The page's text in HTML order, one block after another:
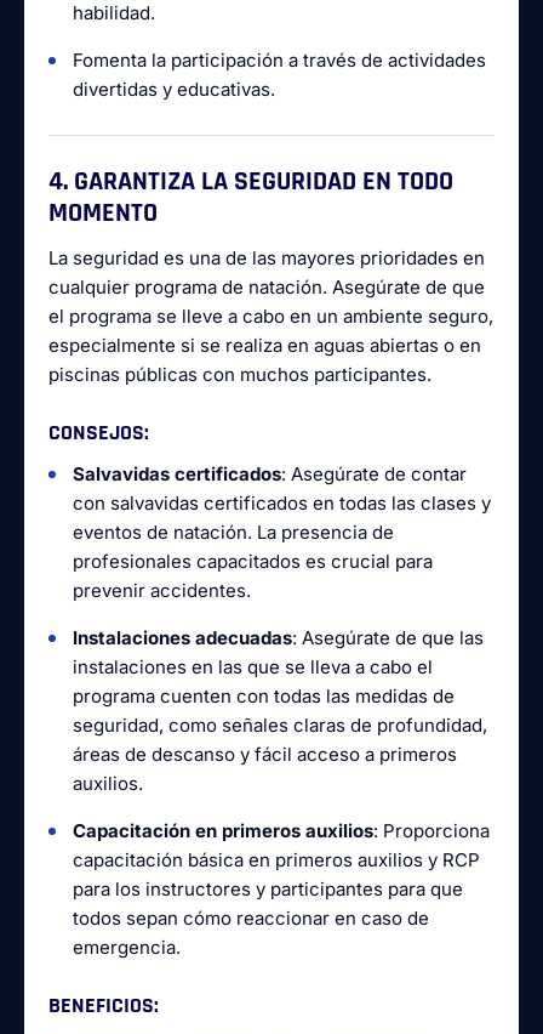
habilidad.
Fomenta la participación a través de actividades
divertidas y educativas.
4. GARANTIZA LA SEGURIDAD EN TODO
MOMENTO
La seguridad es una de las mayores prioridades en
cualquier programa de natación. Asegúrate de que
el programa se lleve a cabo en un ambiente seguro,
especialmente si se realiza en aguas abiertas o en
piscinas públicas con muchos participantes.
CONSEJOS:
Salvavidas certificados: Asegúrate de contar
con salvavidas certificados en todas las clases y
eventos de natación. La presencia de
profesionales capacitados es crucial para
prevenir accidentes.
Instalaciones adecuadas: Asegúrate de que las
instalaciones en las que se lleva a cabo el
programa cuenten con todas las medidas de
seguridad, como señales claras de profundidad,
áreas de descanso y fácil acceso a primeros
auxilios.
Capacitación en primeros auxilios: Proporciona
capacitación básica en primeros auxilios y RCP
para los instructores y participantes para que
todos sepan cómo reaccionar en caso de
emergencia.
BENEFICIOS: